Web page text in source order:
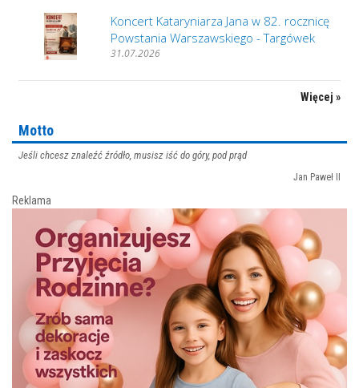
Koncert Kataryniarza Jana w 82. rocznicę
Powstania Warszawskiego - Targówek
31.07.2026
Więcej »
Motto
Jeśli chcesz znaleźć źródło, musisz iść do góry, pod prąd
Jan Paweł II
Reklama